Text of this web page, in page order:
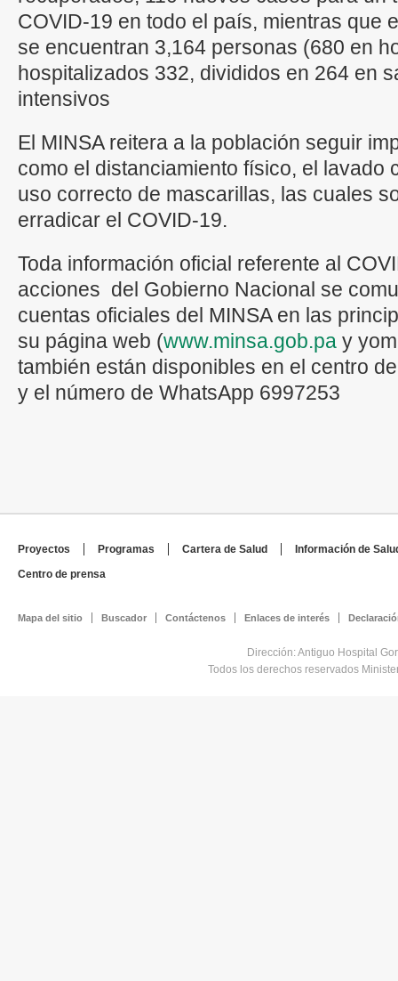
COVID-19 en todo el país, mientras que
se encuentran 3,164 personas (680 en
hospitalizados 332, divididos en 264 en
intensivos
El MINSA reitera a la población seguir
como el distanciamiento físico, el lavado
uso correcto de mascarillas, las cuales
erradicar el COVID-19.
Toda información oficial referente al
acciones del Gobierno Nacional se
cuentas oficiales del MINSA en las
su página web (www.minsa.gob.pa y
también están disponibles en el centro
y el número de WhatsApp 6997253
Proyectos Programas Cartera de Salud
Información de
Centro de prensa
Mapa del sitio Buscador Contáctenos Enlaces de interés
Dirección: Antiguo Hospital
Todos los derechos reservados